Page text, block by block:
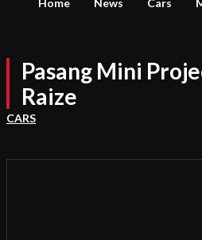
Home News Cars
Pasang Mini
Raize
CARS